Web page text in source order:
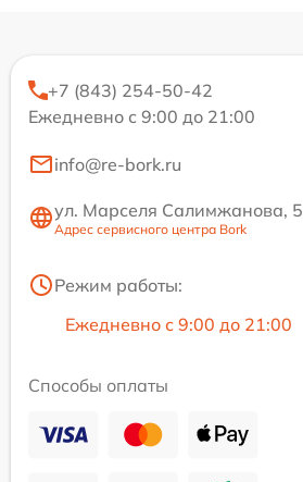
+7 (843) 254-50-42
Ежедневно с 9:00 до 21:00
info@re-bork.ru
ул. Марселя Салимжанова, 5
Адрес сервисного центра Bork
Режим работы:
Ежедневно с 9:00 до 21:00
Способы оплаты